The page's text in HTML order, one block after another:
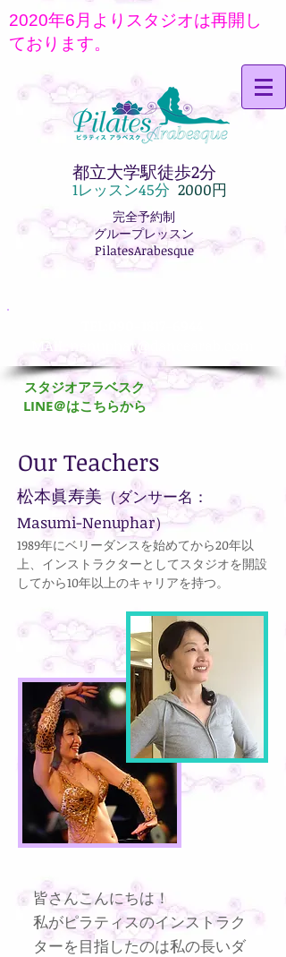
都立大学駅徒歩2分
1レッスン45分 2000円
MAIL:
nenuphar@dancearab.com
完全予約制
グループレッスン
PilatesArabesque
スタジオアラベスク
​LINE＠はこちらから
2020年6月よりスタジオは再開し
ております。
Our Teachers
松本眞寿美 （ダンサー名：
Masumi-Nenuphar）
1989年にベリーダンスを始めてから20年以
上、インストラクターとしてスタジオを開設
してから10年以上のキャリアを持つ。​
皆さんこんにちは！
私がピラティスのインストラク
ターを目指したのは私の長いダ